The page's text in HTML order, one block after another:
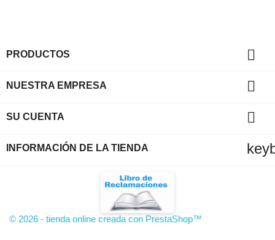
PRODUCTOS 
NUESTRA EMPRESA 
SU CUENTA 
INFORMACIÓN DE LA TIENDA
© 2026 - tienda online creada con PrestaShop™